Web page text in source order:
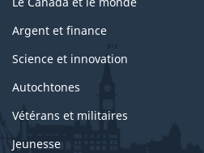
Argent et finance
Science et innovation
Autochtones
Vétérans et militaires
Jeunesse